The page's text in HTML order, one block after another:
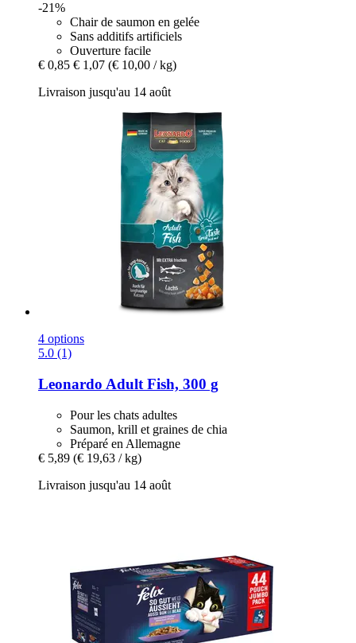
-21%
Chair de saumon en gelée
Sans additifs artificiels
Ouverture facile
€ 0,85 € 1,07 (€ 10,00 / kg)
Livraison jusqu'au 14 août
4 options
5.0 (1)
Leonardo Adult Fish, 300 g
Pour les chats adultes
Saumon, krill et graines de chia
Préparé en Allemagne
€ 5,89 (€ 19,63 / kg)
Livraison jusqu'au 14 août